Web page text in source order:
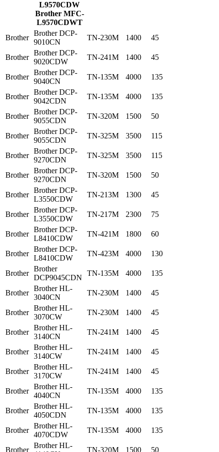
L9570CDW
Brother MFC-
L9570CDWT
Brother
Brother DCP-
9010CN
TN-230M 1400 45
Brother
Brother DCP-
9020CDW
TN-241M 1400 45
Brother
Brother DCP-
9040CN
TN-135M 4000 135
Brother
Brother DCP-
9042CDN
TN-135M 4000 135
Brother
Brother DCP-
9055CDN
TN-320M 1500 50
Brother
Brother DCP-
9055CDN
TN-325M 3500 115
Brother
Brother DCP-
9270CDN
TN-325M 3500 115
Brother
Brother DCP-
9270CDN
TN-320M 1500 50
Brother
Brother DCP-
L3550CDW
TN-213M 1300 45
Brother
Brother DCP-
L3550CDW
TN-217M 2300 75
Brother
Brother DCP-
L8410CDW
TN-421M 1800 60
Brother
Brother DCP-
L8410CDW
TN-423M 4000 130
Brother
Brother
DCP9045CDN
TN-135M 4000 135
Brother
Brother HL-
3040CN
TN-230M 1400 45
Brother
Brother HL-
3070CW
TN-230M 1400 45
Brother
Brother HL-
3140CN
TN-241M 1400 45
Brother
Brother HL-
3140CW
TN-241M 1400 45
Brother
Brother HL-
3170CW
TN-241M 1400 45
Brother
Brother HL-
4040CN
TN-135M 4000 135
Brother
Brother HL-
4050CDN
TN-135M 4000 135
Brother
Brother HL-
4070CDW
TN-135M 4000 135
Brother
Brother HL-
TN-320M 1500 50